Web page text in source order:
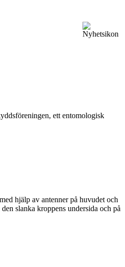
ett entomologisk
hjälp av antenner på huvudet och
slanka kroppens undersida och på